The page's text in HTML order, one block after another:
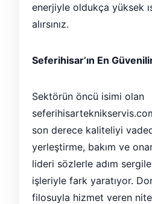
enerjiyle oldukça yüksek
alırsınız.
Seferihisar’ın En
Sektörün öncü isimi olan
son derece kaliteliyi
yerleştirme, bakım ve
lideri sözlerle adım
işleriyle fark yaratıyor.
filosuyla hizmet veren